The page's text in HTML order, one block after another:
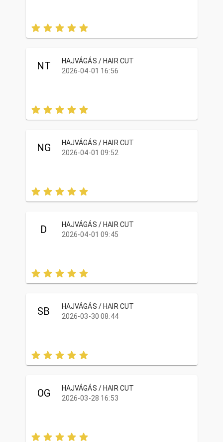
NT
HAJVÁGÁS / HAIR CUT
2026-04-01 16:56
NG
HAJVÁGÁS / HAIR CUT
2026-04-01 09:52
D
HAJVÁGÁS / HAIR CUT
2026-04-01 09:45
SB
HAJVÁGÁS / HAIR CUT
2026-03-30 08:44
OG
HAJVÁGÁS / HAIR CUT
2026-03-28 16:53